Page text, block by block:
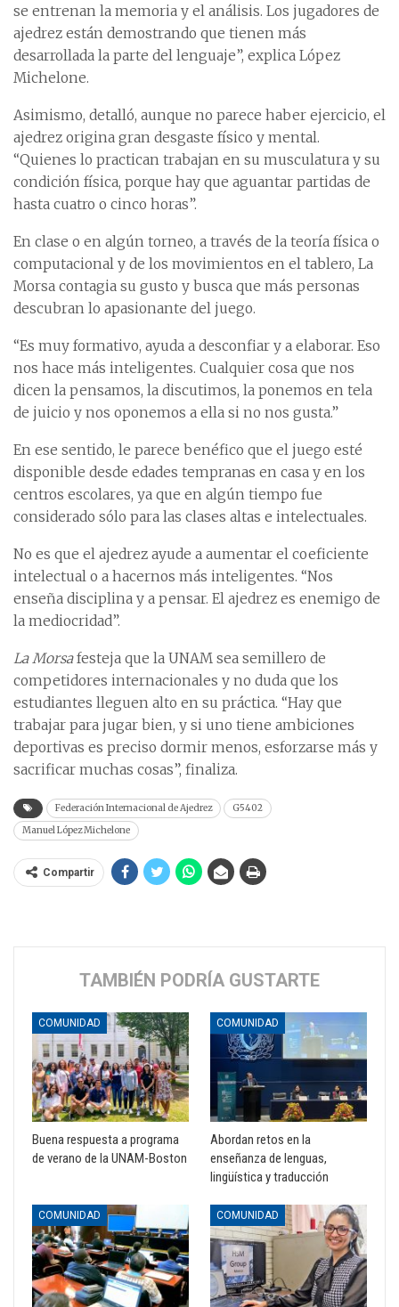
se entrenan la memoria y el análisis. Los jugadores de
ajedrez están demostrando que tienen más
desarrollada la parte del lenguaje”, explica López
Michelone.
Asimismo, detalló, aunque no parece haber ejercicio, el
ajedrez origina gran desgaste físico y mental.
“Quienes lo practican trabajan en su musculatura y su
condición física, porque hay que aguantar partidas de
hasta cuatro o cinco horas”.
En clase o en algún torneo, a través de la teoría física o
computacional y de los movimientos en el tablero, La
Morsa contagia su gusto y busca que más personas
descubran lo apasionante del juego.
“Es muy formativo, ayuda a desconfiar y a elaborar. Eso
nos hace más inteligentes. Cualquier cosa que nos
dicen la pensamos, la discutimos, la ponemos en tela
de juicio y nos oponemos a ella si no nos gusta.”
En ese sentido, le parece benéfico que el juego esté
disponible desde edades tempranas en casa y en los
centros escolares, ya que en algún tiempo fue
considerado sólo para las clases altas e intelectuales.
No es que el ajedrez ayude a aumentar el coeficiente
intelectual o a hacernos más inteligentes. “Nos
enseña disciplina y a pensar. El ajedrez es enemigo de
la mediocridad”.
La Morsafesteja que la UNAM sea semillero de
competidores internacionales y no duda que los
estudiantes lleguen alto en su práctica. “Hay que
trabajar para jugar bien, y si uno tiene ambiciones
deportivas es preciso dormir menos, esforzarse más y
sacrificar muchas cosas”, finaliza.
Federación Internacional de Ajedrez
G5402
Manuel López Michelone
Compartir
TAMBIÉN PODRÍA GUSTARTE
COMUNIDAD
Buena respuesta a programa
de verano de la UNAM-Boston
COMUNIDAD
Abordan retos en la
enseñanza de lenguas,
lingüística y traducción
COMUNIDAD COMUNIDAD